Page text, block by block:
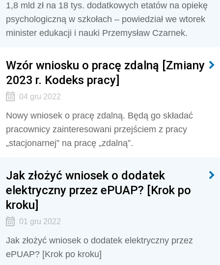
1,8 mld zł na 18 tys. dodatkowych etatów na opiekę
psychologiczną w szkołach – powiedział we wtorek
minister edukacji i nauki Przemysław Czarnek.
Wzór wniosku o pracę zdalną [Zmiany
2023 r. Kodeks pracy]
04 gru 2022
Nowy wniosek o pracę zdalną. Będą go składać
pracownicy zainteresowani przejściem z pracy
„stacjonarnej” na pracę „zdalną”.
Jak złożyć wniosek o dodatek
elektryczny przez ePUAP? [Krok po
kroku]
01 gru 2022
Jak złożyć wniosek o dodatek elektryczny przez
ePUAP? [Krok po kroku]